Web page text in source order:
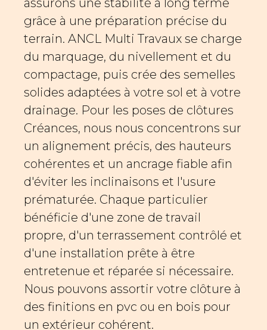
assurons une stabilité à long terme
grâce à une préparation précise du
terrain. ANCL Multi Travaux se charge
du marquage, du nivellement et du
compactage, puis crée des semelles
solides adaptées à votre sol et à votre
drainage. Pour les poses de clôtures
Créances, nous nous concentrons sur
un alignement précis, des hauteurs
cohérentes et un ancrage fiable afin
d'éviter les inclinaisons et l'usure
prématurée. Chaque particulier
bénéficie d'une zone de travail
propre, d'un terrassement contrôlé et
d'une installation prête à être
entretenue et réparée si nécessaire.
Nous pouvons assortir votre clôture à
des finitions en pvc ou en bois pour
un extérieur cohérent.